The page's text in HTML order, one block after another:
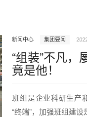
新闻中心 集团要闻
“组装”不凡，
竟是他！
班组是企业科研生产
“终端”，加强班组建